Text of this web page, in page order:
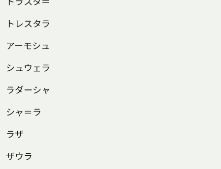
トレスタラ
アーモシュ
シュウェラ
ラダーシャ
シャ＝ラ
ラザ
ザウラ